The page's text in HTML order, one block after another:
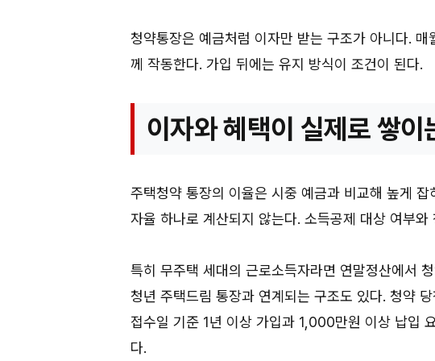
청약통장은 예금처럼 이자만 받는 구조가 아니다.
께 작동한다. 가입 뒤에는 유지 방식이 조건이 된다.
이자와 혜택이 실제로 쌓이
주택청약 통장의 이율은 시중 예금과 비교해 높게
자율 하나로 계산되지 않는다. 소득공제 대상 여부
특히 무주택 세대의 근로소득자라면 연말정산에서
청년 주택드림 통장과 연계되는 구조도 있다. 청약
접수일 기준 1년 이상 가입과 1,000만원 이상 납입
다.